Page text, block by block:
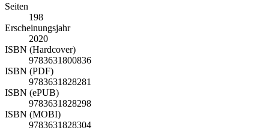
Seiten
198
Erscheinungsjahr
2020
ISBN (Hardcover)
9783631800836
ISBN (PDF)
9783631828281
ISBN (ePUB)
9783631828298
ISBN (MOBI)
9783631828304